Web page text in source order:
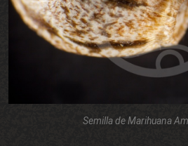
Semilla de Marihuana